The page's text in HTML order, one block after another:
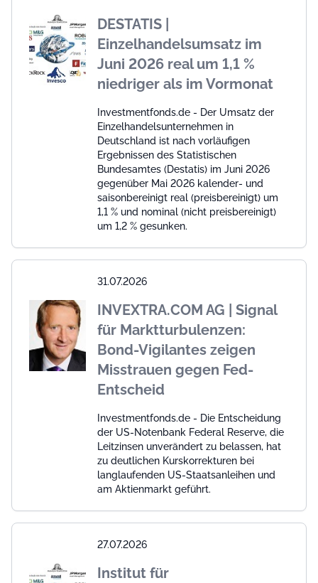
DESTATIS |
Einzelhandelsumsatz im
Juni 2026 real um 1,1 %
niedriger als im Vormonat
Investmentfonds.de - Der Umsatz der
Einzelhandelsunternehmen in
Deutschland ist nach vorläufigen
Ergebnissen des Statistischen
Bundesamtes (Destatis) im Juni 2026
gegenüber Mai 2026 kalender- und
saisonbereinigt real (preisbereinigt) um
1,1 % und nominal (nicht preisbereinigt)
um 1,2 % gesunken.
31.07.2026
INVEXTRA.COM AG | Signal
für Marktturbulenzen:
Bond-Vigilantes zeigen
Misstrauen gegen Fed-
Entscheid
Investmentfonds.de - Die Entscheidung
der US-Notenbank Federal Reserve, die
Leitzinsen unverändert zu belassen, hat
zu deutlichen Kurskorrekturen bei
langlaufenden US-Staatsanleihen und
am Aktienmarkt geführt.
27.07.2026
Institut für